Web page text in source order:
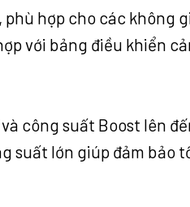
phù hợp cho các không
với bảng điều khiển
công suất Boost lên
suất lớn giúp đảm bảo